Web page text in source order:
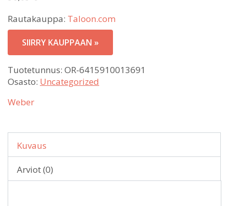
Rautakauppa: Taloon.com
SIIRRY KAUPPAAN »
Tuotetunnus: OR-6415910013691
Osasto: Uncategorized
Weber
Kuvaus
Arviot (0)